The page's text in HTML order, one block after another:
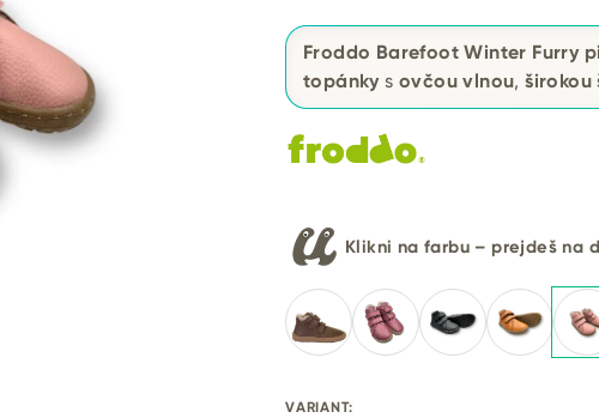
Froddo Barefoot Winter Furry
topánkysovčou vlnou,širokou
Klikni na farbu – prejdeš na
VARIANT: